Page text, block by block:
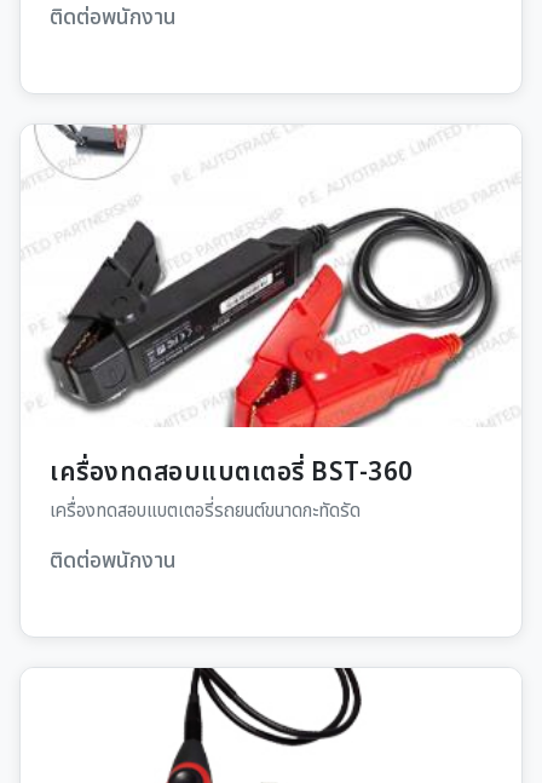
ติดต่อพนักงาน
เครื่องทดสอบแบตเตอรี่ BST-360
เครื่องทดสอบแบตเตอรี่รถยนต์ขนาดกะทัดรัด
ติดต่อพนักงาน